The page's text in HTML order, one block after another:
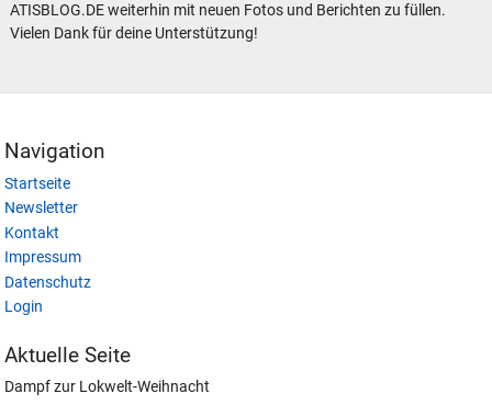
ATISBLOG.DE weiterhin mit neuen Fotos und Berichten zu füllen.
Vielen Dank für deine Unterstützung!
Navigation
Startseite
Newsletter
Kontakt
Impressum
Datenschutz
Login
Aktuelle Seite
Dampf zur Lokwelt-Weihnacht